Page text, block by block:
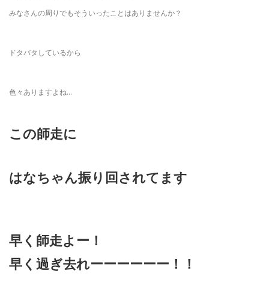
みなさんの周りでもそういったことはありませんか？
ドタバタしているから
色々ありますよね…
この師走に
はなちゃん振り回されてます
早く師走よー！
早く過ぎ去れーーーーーー！！